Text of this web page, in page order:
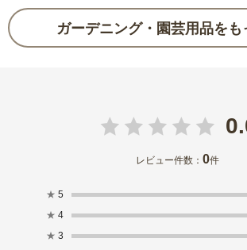
ガーデニング・園芸用品をも
レビュー件数：0件
★ 5
★ 4
★ 3